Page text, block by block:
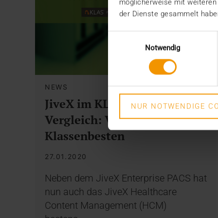
möglicherweise mit
der Dienste gesammelt
Notwendig
NUR NOTWENDIGE
NEWS
JiveX im KLAS VNA
Vergleich: VISUS unter den
Klassenbesten
27.01.2020
Neben dem JiveX Enterprise PACS hat
nun auch das JiveX Healthcare
Content Management (HCM)